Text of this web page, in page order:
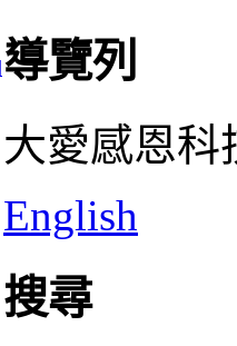
導覽列
大愛感恩科
English
搜尋